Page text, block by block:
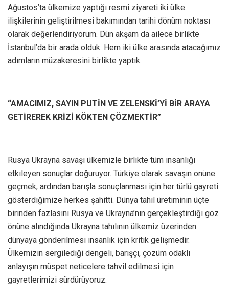
Ağustos’ta ülkemize yaptığı resmi ziyareti iki ülke
ilişkilerinin geliştirilmesi bakımından tarihi dönüm noktası
olarak değerlendiriyorum. Dün akşam da ailece birlikte
İstanbul’da bir arada olduk. Hem iki ülke arasında atacağımız
adımların müzakeresini birlikte yaptık.
“AMACIMIZ, SAYIN PUTİN VE ZELENSKİ’Yİ BİR ARAYA
GETİREREK KRİZİ KÖKTEN ÇÖZMEKTİR”
Rusya Ukrayna savaşı ülkemizle birlikte tüm insanlığı
etkileyen sonuçlar doğuruyor. Türkiye olarak savaşın önüne
geçmek, ardından barışla sonuçlanması için her türlü gayreti
gösterdiğimize herkes şahitti. Dünya tahıl üretiminin üçte
birinden fazlasını Rusya ve Ukrayna’nın gerçekleştirdiği göz
önüne alındığında Ukrayna tahılının ülkemiz üzerinden
dünyaya gönderilmesi insanlık için kritik gelişmedir.
Ülkemizin sergilediği dengeli, barışçı, çözüm odaklı
anlayışın müspet neticelere tahvil edilmesi için
gayretlerimizi sürdürüyoruz.